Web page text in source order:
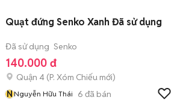
Quạt đứng Senko Xanh Đã sử dụng
Đã sử dụng Senko
140.000 đ
Quận 4 (P. Xóm Chiếu mới)
NNguyễn Hữu Thái 6 đã bán